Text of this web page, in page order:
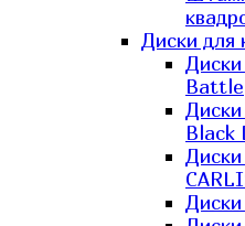
Диски для
Диски
Battle
Диски
Black
Диски
Диски